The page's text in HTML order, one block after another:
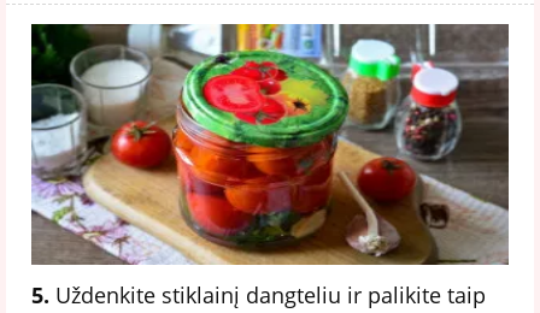
5. Uždenkite stiklainį dangteliu ir palikite taip